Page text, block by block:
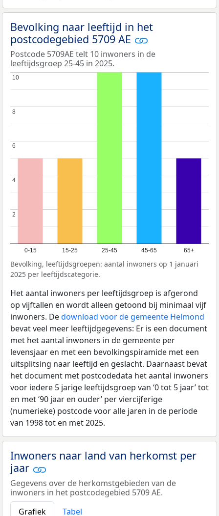
Bevolking naar leeftijd in het
postcodegebied 5709 AE
Postcode 5709AE telt 10 inwoners in de
leeftijdsgroep 25-45 in 2025.
0-15 15-25 25-45 45-65 65+
2
2
4
4
6
6
8
8
10
10
Bevolking, leeftijdsgroepen: aantal inwoners op 1 januari
2025 per leeftijdscategorie.
Het aantal inwoners per leeftijdsgroep is afgerond
op vijftallen en wordt alleen getoond bij minimaal vijf
inwoners. Dedownload voor de gemeente Helmond
bevat veel meer leeftijdgegevens: Er is een document
met het aantal inwoners in de gemeente per
levensjaar en met een bevolkingspiramide met een
uitsplitsing naar leeftijd en geslacht. Daarnaast bevat
het document met postcodedata het aantal inwoners
voor iedere 5 jarige leeftijdsgroep van ‘0 tot 5 jaar’ tot
en met ‘90 jaar en ouder’ per viercijferige
(numerieke) postcode voor alle jaren in de periode
van 1998 tot en met 2025.
Inwoners naar land van herkomst per
jaar
Gegevens over de herkomstgebieden van de
inwoners in het postcodegebied 5709 AE.
Grafiek
Tabel